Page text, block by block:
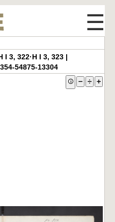
☰
3, 322·H I 3, 323 |
54875-13304